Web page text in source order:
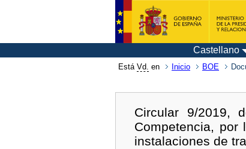
Castellano
Está Vd. en Inicio BOE
Circular 9/2019,
Competencia,
instalaciones de